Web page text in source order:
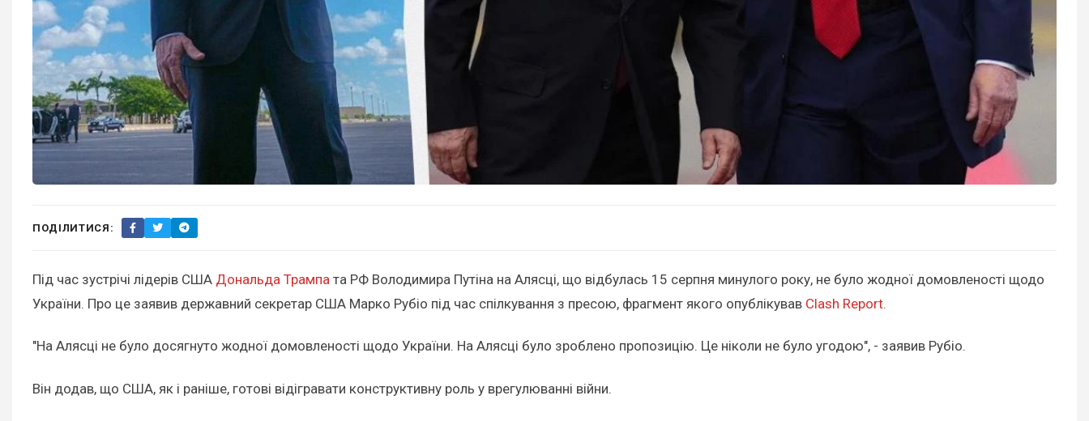
ПОДІЛИТИСЯ:
Під час зустрічі лідерів США Дональда Трампа та РФ Володимира Путіна на Алясці, що відбулась 15 серпня минулого року, не було жодної домовленості щодо
України. Про це заявив державний секретар США Марко Рубіо під час спілкування з пресою, фрагмент якого опублікував Clash Report.
"На Алясці не було досягнуто жодної домовленості щодо України. На Алясці було зроблено пропозицію. Це ніколи не було угодою", - заявив Рубіо.
Він додав, що США, як і раніше, готові відігравати конструктивну роль у врегулюванні війни.